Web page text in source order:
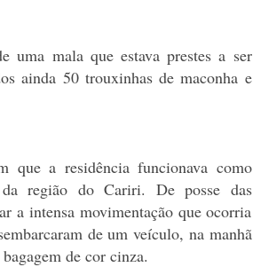
uma mala que estava prestes a ser
ainda 50 trouxinhas de maconha e
que a residência funcionava como
região do Cariri. De posse das
a intensa movimentação que ocorria
de um veículo, na manhã
de cor cinza.